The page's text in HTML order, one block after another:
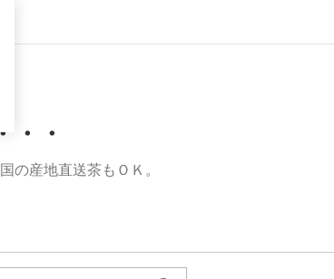
ここだけの話ねんけど・・・
・
の産地直送茶もＯＫ。